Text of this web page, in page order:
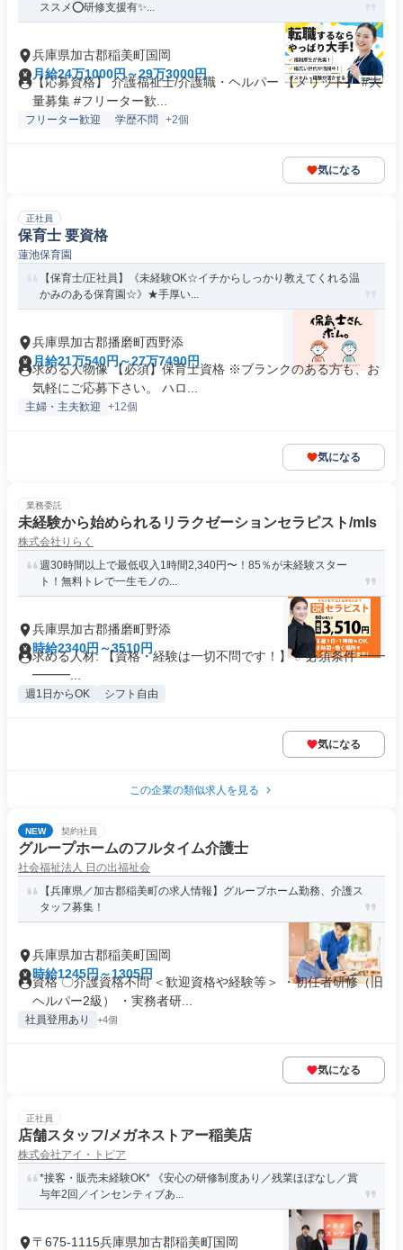
ススメ⭕️研修支援有✨...
兵庫県加古郡稲美町国岡
月給24万1000円～29万3000円
【応募資格】 介護福祉士/介護職・ヘルパー 【メリット】 #大
量募集 #フリーター歓...
フリーター歓迎 学歴不問 +2個
気になる
正社員
保育士 要資格
蓮池保育園
【保育士/正社員】《未経験OK☆イチからしっかり教えてくれる温
かみのある保育園☆》★手厚い...
兵庫県加古郡播磨町西野添
月給21万540円～27万7490円
求める人物像 【必須】保育士資格 ※ブランクのある方も、お
気軽にご応募下さい。 ハロ...
主婦・主夫歓迎 +12個
気になる
業務委託
未経験から始められるリラクゼーションセラピスト/mls
株式会社りらく
週30時間以上で最低収入1時間2,340円〜！85％が未経験スター
ト！無料トレで一生モノの...
兵庫県加古郡播磨町野添
時給2340円～3510円
求める人材: 【資格・経験は一切不問です！】 ✅必須条件 ━━
━━━...
週1日からOK シフト自由
気になる
この企業の類似求人を見る
NEW 契約社員
グループホームのフルタイム介護士
社会福祉法人 日の出福祉会
【兵庫県／加古郡稲美町の求人情報】グループホーム勤務、介護ス
タッフ募集！
兵庫県加古郡稲美町国岡
時給1245円～1305円
資格 〇介護資格不問 ＜歓迎資格や経験等＞ ・初任者研修（旧
ヘルパー2級） ・実務者研...
社員登用あり +4個
気になる
正社員
店舗スタッフ/メガネストアー稲美店
株式会社アイ・トピア
*接客・販売未経験OK* 《安心の研修制度あり／残業ほぼなし／賞
与年2回／インセンティブあ...
〒675-1115兵庫県加古郡稲美町国岡